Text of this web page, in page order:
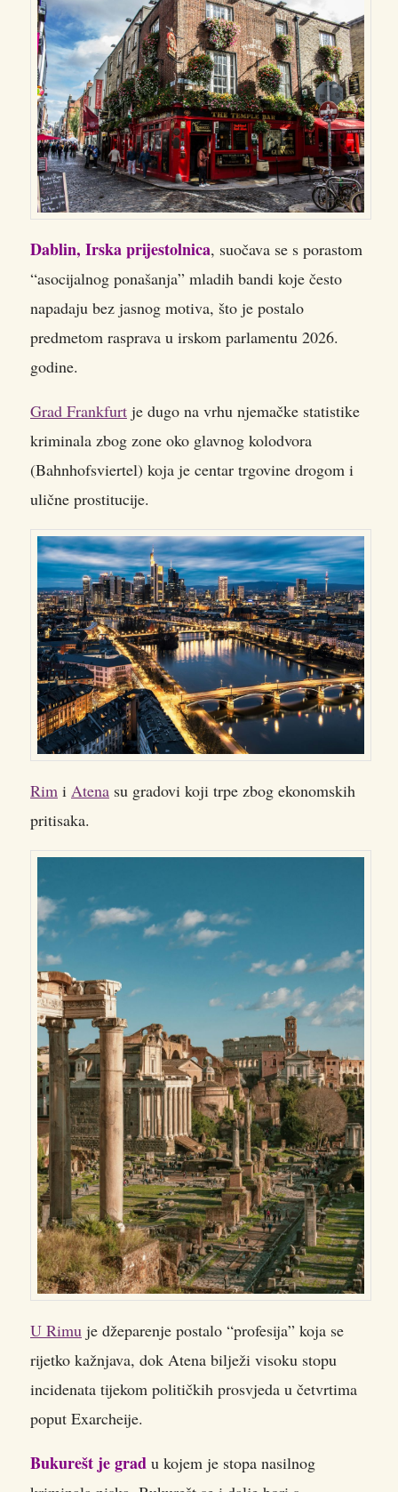
Dablin, Irska prijestolnica, suočava se s porastom
“asocijalnog ponašanja” mladih bandi koje često
napadaju bez jasnog motiva, što je postalo
predmetom rasprava u irskom parlamentu 2026.
godine.
Grad Frankfurt je dugo na vrhu njemačke statistike
kriminala zbog zone oko glavnog kolodvora
(Bahnhofsviertel) koja je centar trgovine drogom i
ulične prostitucije.
Rim i Atena su gradovi koji trpe zbog ekonomskih
pritisaka.
U Rimu je džeparenje postalo “profesija” koja se
rijetko kažnjava, dok Atena bilježi visoku stopu
incidenata tijekom političkih prosvjeda u četvrtima
poput Exarcheije.
Bukurešt je grad u kojem je stopa nasilnog